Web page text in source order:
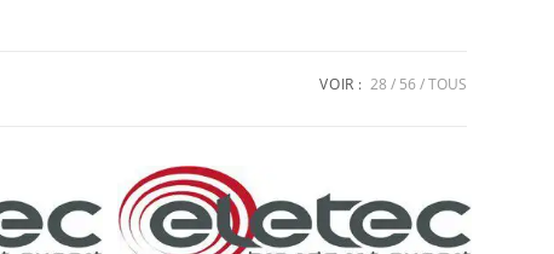
VOIR : 28 56 TOUS